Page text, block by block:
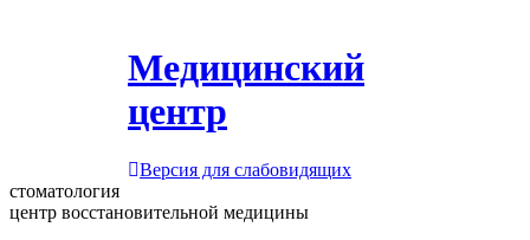
Медицинский
центр
Версия для слабовидящих
стоматология
центр восстановительной медицины